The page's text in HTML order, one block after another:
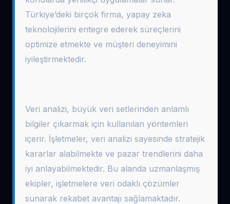
Türkiye’deki birçok firma, yapay zeka
teknolojilerini entegre ederek süreçlerini
optimize etmekte ve müşteri deneyimini
iyileştirmektedir.
Veri analizi, büyük veri setlerinden anlamlı
bilgiler çıkarmak için kullanılan yöntemleri
içerir. İşletmeler, veri analizi sayesinde stratejik
kararlar alabilmekte ve pazar trendlerini daha
iyi anlayabilmektedir. Bu alanda uzmanlaşmış
ekipler, işletmelere veri odaklı çözümler
sunarak rekabet avantajı sağlamaktadır.